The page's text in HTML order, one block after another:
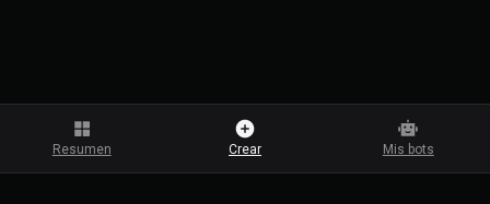
Resumen Crear Mis bots